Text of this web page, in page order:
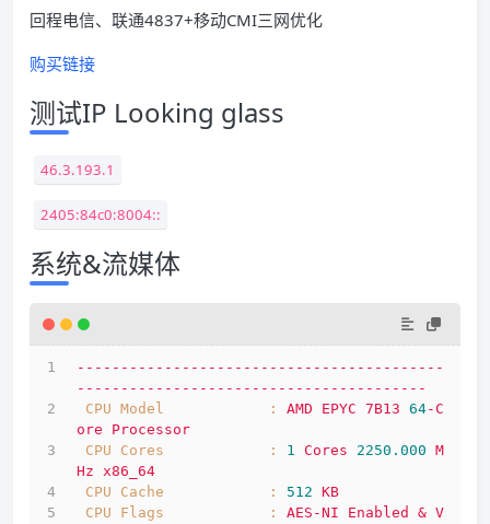
回程电信、联通4837+移动CMI三网优化
购买链接
测试IP Looking glass
46.3.193.1
2405:84c0:8004::
系统&流媒体
------------------------------------------
----------------------------------------
CPU Model            :
AMD EPYC 7B13 64-C
ore
Processor
CPU Cores            :
1 Cores 2250.000 M
Hz x86_64
CPU Cache            :
512 KB
CPU Flags            :
AES-NI Enabled & V